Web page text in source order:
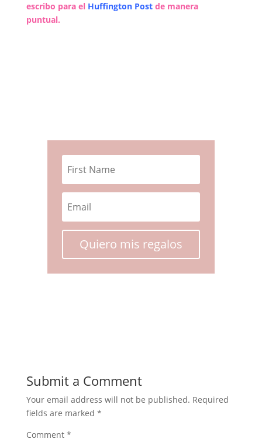
escribo para elHuffington Postde manera
puntual.
Quiero mis regalos
Submit a Comment
Your email address will not be published. Required
fields are marked *
Comment *